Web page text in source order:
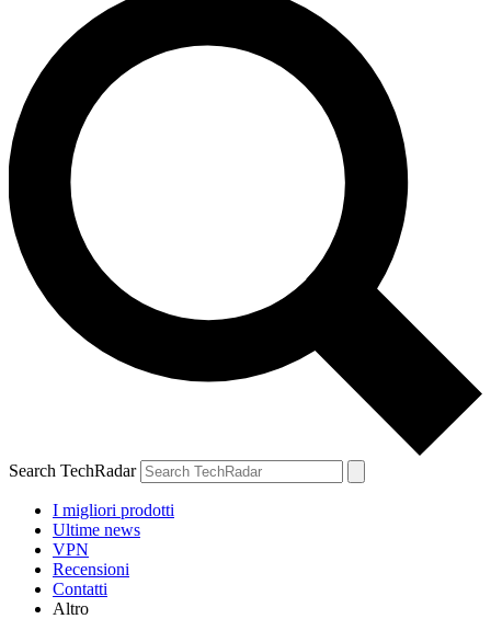
Search TechRadar
I migliori prodotti
Ultime news
VPN
Recensioni
Contatti
Altro